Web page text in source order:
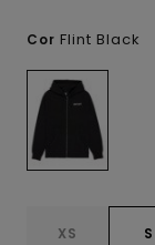
Cor Flint Black
XS S